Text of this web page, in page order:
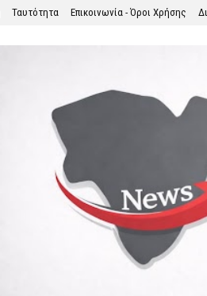
Ταυτότητα Επικοινωνία - Όροι Χρήσης